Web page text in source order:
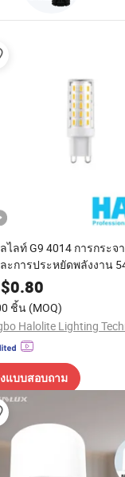
ไลท์ G9 4014 การกระ
ะการประหยัดพลังงาน
หลอดไฟ LED
0.80
ชิ้น (MOQ)
แบบสอบถาม